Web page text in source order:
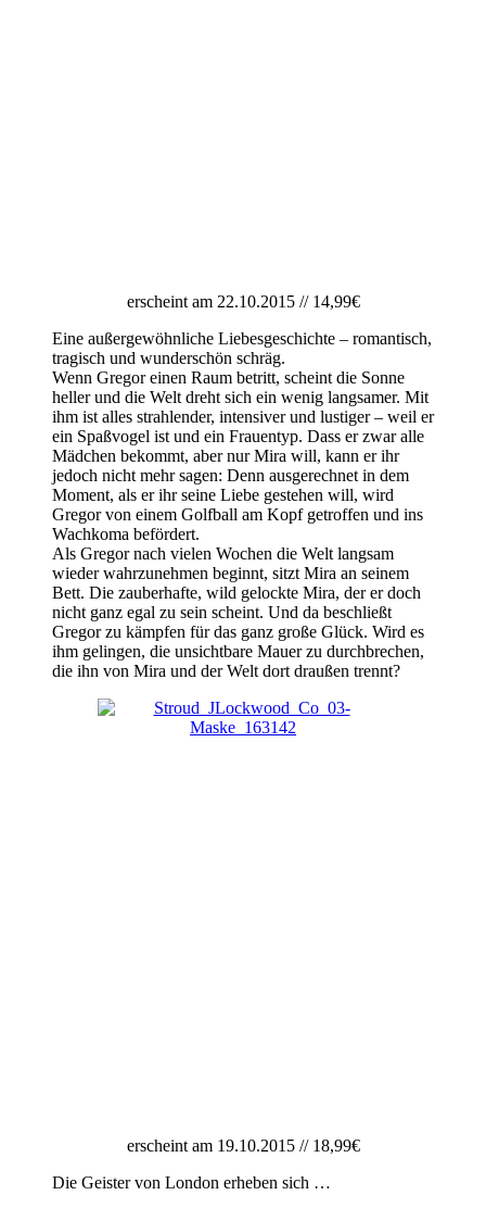
erscheint am 22.10.2015 // 14,99€
Eine außergewöhnliche Liebesgeschichte – romantisch,
tragisch und wunderschön schräg.
Wenn Gregor einen Raum betritt, scheint die Sonne
heller und die Welt dreht sich ein wenig langsamer. Mit
ihm ist alles strahlender, intensiver und lustiger – weil er
ein Spaßvogel ist und ein Frauentyp. Dass er zwar alle
Mädchen bekommt, aber nur Mira will, kann er ihr
jedoch nicht mehr sagen: Denn ausgerechnet in dem
Moment, als er ihr seine Liebe gestehen will, wird
Gregor von einem Golfball am Kopf getroffen und ins
Wachkoma befördert.
Als Gregor nach vielen Wochen die Welt langsam
wieder wahrzunehmen beginnt, sitzt Mira an seinem
Bett. Die zauberhafte, wild gelockte Mira, der er doch
nicht ganz egal zu sein scheint. Und da beschließt
Gregor zu kämpfen für das ganz große Glück. Wird es
ihm gelingen, die unsichtbare Mauer zu durchbrechen,
die ihn von Mira und der Welt dort draußen trennt?
erscheint am 19.10.2015 // 18,99€
Die Geister von London erheben sich …